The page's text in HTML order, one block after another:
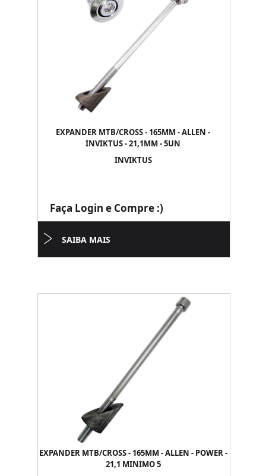
EXPANDER MTB/CROSS - 165MM - ALLEN -
INVIKTUS - 21,1MM - 5UN
INVIKTUS
Faça Login e Compre :)
SAIBA MAIS
EXPANDER MTB/CROSS - 165MM - ALLEN - POWER -
21,1 MINIMO 5